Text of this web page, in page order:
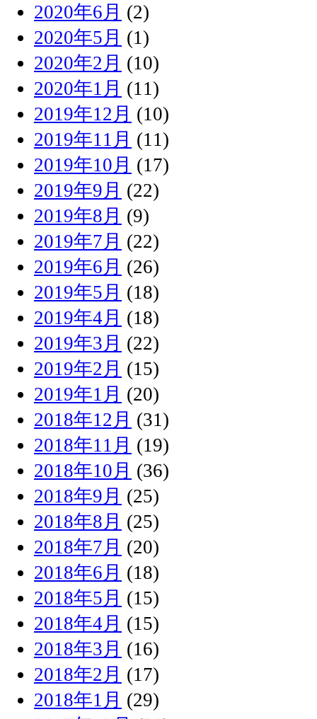
2020年6月 (2)
2020年5月 (1)
2020年2月 (10)
2020年1月 (11)
2019年12月 (10)
2019年11月 (11)
2019年10月 (17)
2019年9月 (22)
2019年8月 (9)
2019年7月 (22)
2019年6月 (26)
2019年5月 (18)
2019年4月 (18)
2019年3月 (22)
2019年2月 (15)
2019年1月 (20)
2018年12月 (31)
2018年11月 (19)
2018年10月 (36)
2018年9月 (25)
2018年8月 (25)
2018年7月 (20)
2018年6月 (18)
2018年5月 (15)
2018年4月 (15)
2018年3月 (16)
2018年2月 (17)
2018年1月 (29)